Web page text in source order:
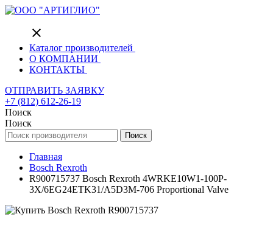
close
Каталог производителей
О КОМПАНИИ
КОНТАКТЫ
ОТПРАВИТЬ ЗАЯВКУ
+7 (812) 612-26-19
Поиск
Поиск
Поиск
Главная
Bosch Rexroth
R900715737 Bosch Rexroth 4WRKE10W1-100P-
3X/6EG24ETK31/A5D3M-706 Proportional Valve